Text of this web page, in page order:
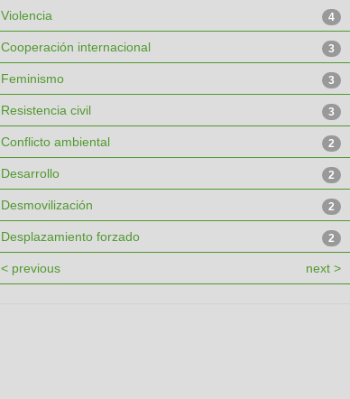
4
Violencia
3
Cooperación internacional
3
Feminismo
3
Resistencia civil
2
Conflicto ambiental
2
Desarrollo
2
Desmovilización
2
Desplazamiento forzado
< previous next >